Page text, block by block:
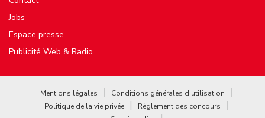
Jobs
Espace presse
Publicité Web & Radio
Mentions légales
Conditions générales d'utilisation
Politique de la vie privée
Règlement des concours